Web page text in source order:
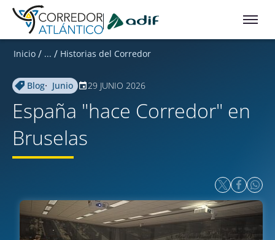
Ir a contenido principal
Inicio / ... / Historias del Corredor
Blog· Junio 29 JUNIO 2026
España "hace Corredor" en
Bruselas